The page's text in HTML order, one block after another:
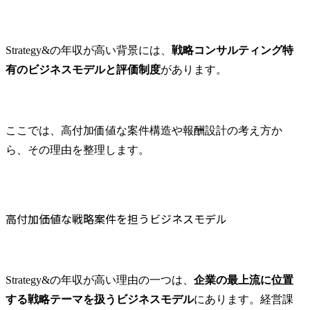
Strategy&の年収が高い背景には、 戦略コンサルティング特
有のビジネスモデルと評価制度があります。
ここでは、高付加価値な案件構造や報酬設計の考え方か
ら、その理由を整理します。
高付加価値な戦略案件を担うビジネスモデル
Strategy&の年収が高い理由の一つは、 企業の最上流に位置
する戦略テーマを扱うビジネスモデルにあります。経営課